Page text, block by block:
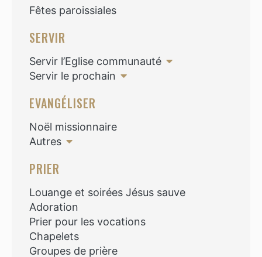
Fêtes paroissiales
SERVIR
Servir l’Eglise communauté
Servir le prochain
EVANGÉLISER
Noël missionnaire
Autres
PRIER
Louange et soirées Jésus sauve
Adoration
Prier pour les vocations
Chapelets
Groupes de prière